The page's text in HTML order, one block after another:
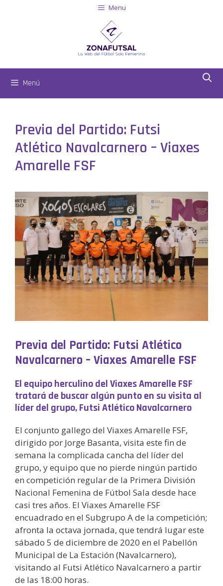
Menu
Menú
Previa del Partido: Futsi
Atlético Navalcarnero – Viaxes
Amarelle FSF
Previa del Partido: Futsi Atlético
Navalcarnero – Viaxes Amarelle FSF
El equipo herculino del Viaxes Amarelle FSF
tratará de buscar algún punto en su visita al
líder del grupo, Futsi Atlético Navalcarnero
El conjunto gallego del Viaxes Amarelle FSF,
dirigido por Jorge Basanta, visita este fin de
semana la complicada cancha del líder del
grupo, y equipo que no pierde ningún partido
en competición regular de la Primera División
Nacional Femenina de Fútbol Sala desde hace
casi tres años. El Viaxes Amarelle FSF
encuadrado en el Subgrupo A de la competición;
afronta la octava jornada, que tendrá lugar este
sábado 5 de diciembre de 2020 en el Pabellón
Municipal de La Estación (Navalcarnero),
visitando al Futsi Atlético Navalcarnero a partir
de las 18:00 horas.